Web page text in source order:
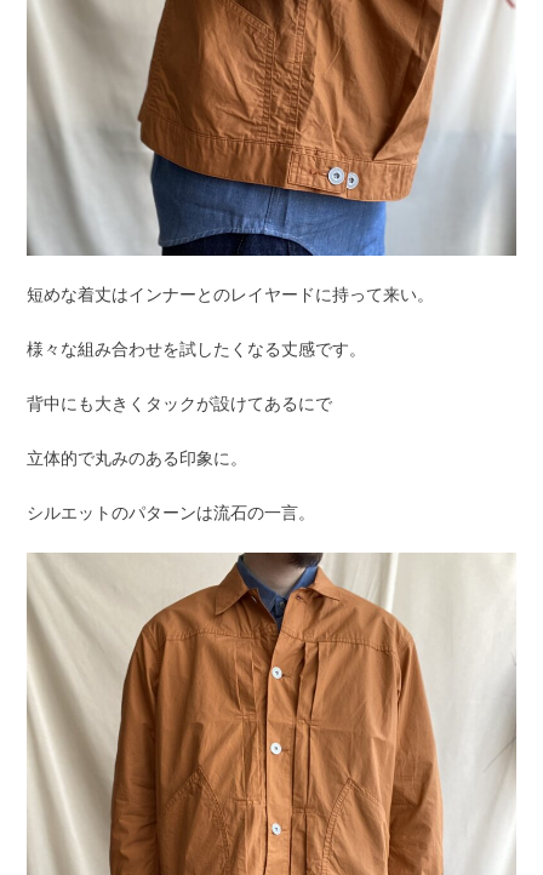
短めな着丈はインナーとのレイヤードに持って来い。
様々な組み合わせを試したくなる丈感です。
背中にも大きくタックが設けてあるにで
立体的で丸みのある印象に。
シルエットのパターンは流石の一言。